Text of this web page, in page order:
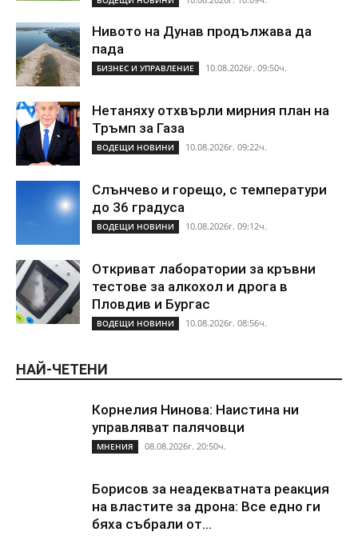
Нивото на Дунав продължава да
пада
БИЗНЕС И УПРАВЛЕНИЕ 10.08.2026г. 09:50ч.
Нетаняху отхвърли мирния план на
Тръмп за Газа
ВОДЕЩИ НОВИНИ 10.08.2026г. 09:22ч.
Слънчево и горещо, с температури
до 36 градуса
ВОДЕЩИ НОВИНИ 10.08.2026г. 09:12ч.
Откриват лаборатории за кръвни
тестове за алкохол и дрога в
Пловдив и Бургас
ВОДЕЩИ НОВИНИ 10.08.2026г. 08:56ч.
НАЙ-ЧЕТЕНИ
Корнелия Нинова: Наистина ни
управляват палячовци
МНЕНИЯ 08.08.2026г. 20:50ч.
Борисов за неадекватната реакция
на властите за дрона: Все едно ги
бяха събрали от...